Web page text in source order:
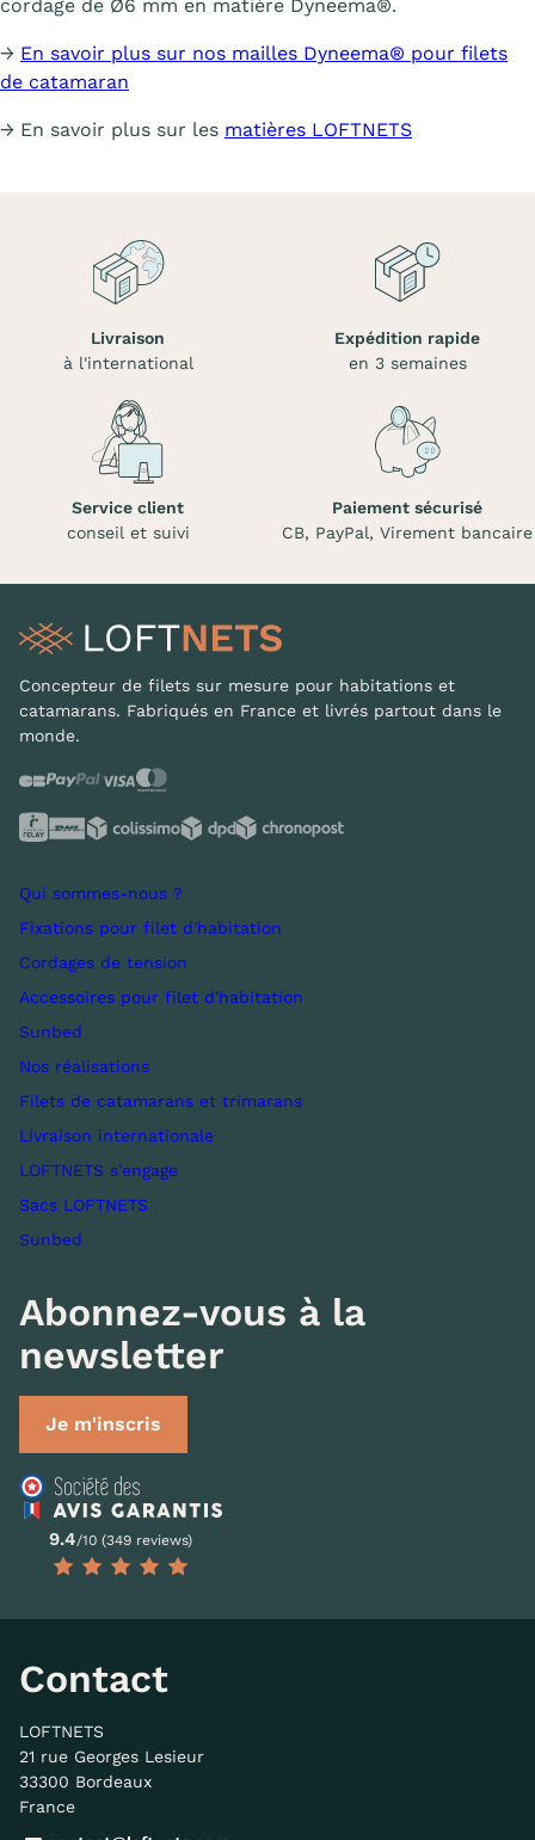
cordage de Ø6 mm en matière Dyneema®.
→ En savoir plus sur nos mailles Dyneema® pour filets
de catamaran
→ En savoir plus sur les matières LOFTNETS
Livraison
à l'international
Expédition rapide
en 3 semaines
Service client
conseil et suivi
Paiement sécurisé
CB, PayPal, Virement bancaire
Concepteur de filets sur mesure pour habitations et
catamarans. Fabriqués en France et livrés partout dans le
monde.
Qui sommes-nous ?
Fixations pour filet d'habitation
Cordages de tension
Accessoires pour filet d'habitation
Sunbed
Nos réalisations
Filets de catamarans et trimarans
Livraison internationale
LOFTNETS s’engage
Sacs LOFTNETS
Sunbed
Abonnez-vous à la
newsletter
Je m'inscris
9.4/10 (349 reviews)
Contact
LOFTNETS
21 rue Georges Lesieur
33300 Bordeaux
France